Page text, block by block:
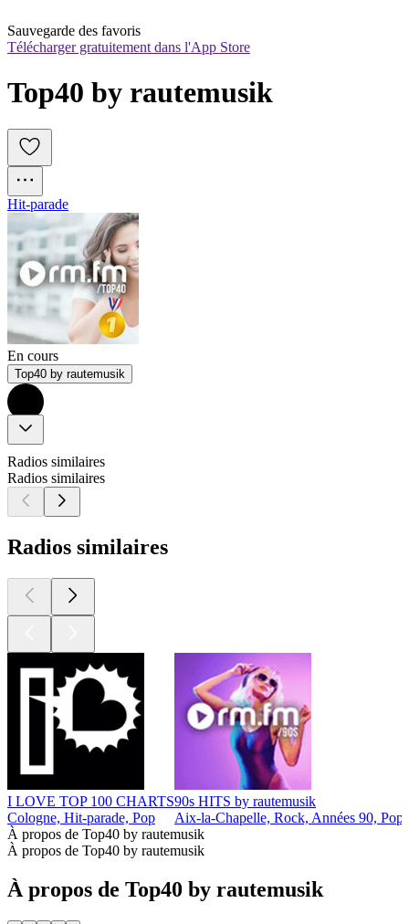
Sauvegarde des favoris
Télécharger gratuitement dans l'App Store
Top40 by rautemusik
Hit-parade
En cours
Top40 by rautemusik
Radios similaires
Radios similaires
Radios similaires
I LOVE TOP 100 CHARTS
Cologne, Hit-parade, Pop
90s HITS by rautemusik
Aix-la-Chapelle, Rock, Années 90, Pop
À propos de Top40 by rautemusik
À propos de Top40 by rautemusik
À propos de Top40 by rautemusik